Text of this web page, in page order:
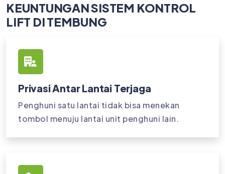
KEUNTUNGAN SISTEM KONTROL
LIFT DI TEMBUNG
Privasi Antar Lantai Terjaga
Penghuni satu lantai tidak bisa menekan
tombol menuju lantai unit penghuni lain.